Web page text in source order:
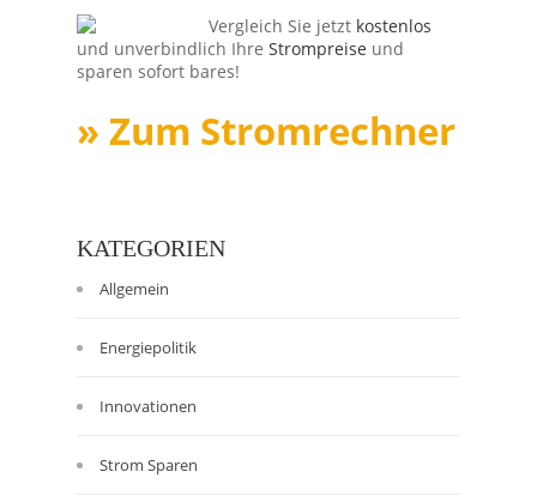
Vergleich Sie jetzt kostenlos
und unverbindlich Ihre Strompreise und
sparen sofort bares!
» Zum Stromrechner
KATEGORIEN
Allgemein
Energiepolitik
Innovationen
Strom Sparen